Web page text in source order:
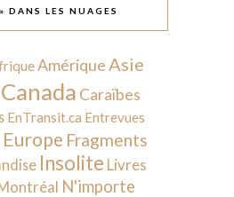
DANS LES NUAGES
Amérique Asie
Canada Caraïbes
EnTransit.ca Entrevues
Europe Fragments
Insolite Livres
N'importe